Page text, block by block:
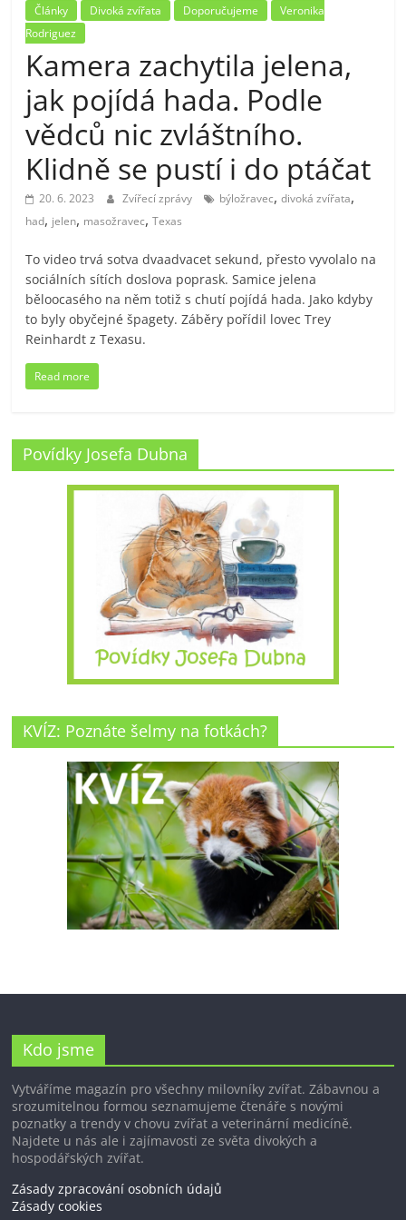
Články Divoká zvířata Doporučujeme
Veronika
Rodriguez
Kamera zachytila jelena,
jak pojídá hada. Podle
vědců nic zvláštního.
Klidně se pustí i do ptáčat
20. 6. 2023 Zvířecí zprávy býložravec,divoká zvířata,
had, jelen, masožravec,Texas
To video trvá sotva dvaadvacet sekund, přesto vyvolalo na
sociálních sítích doslova poprask. Samice jelena
běloocasého na něm totiž s chutí pojídá hada. Jako kdyby
to byly obyčejné špagety. Záběry pořídil lovec Trey
Reinhardt z Texasu.
Read more
Povídky Josefa Dubna
KVÍZ: Poznáte šelmy na fotkách?
Kdo jsme
Vytváříme magazín pro všechny milovníky zvířat. Zábavnou a
srozumitelnou formou seznamujeme čtenáře s novými
poznatky a trendy v chovu zvířat a veterinární medicíně.
Najdete u nás ale i zajímavosti ze světa divokých a
hospodářských zvířat.
Zásady zpracování osobních údajů
Zásady cookies